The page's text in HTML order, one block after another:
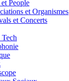
et People
et Organismes
et Concerts